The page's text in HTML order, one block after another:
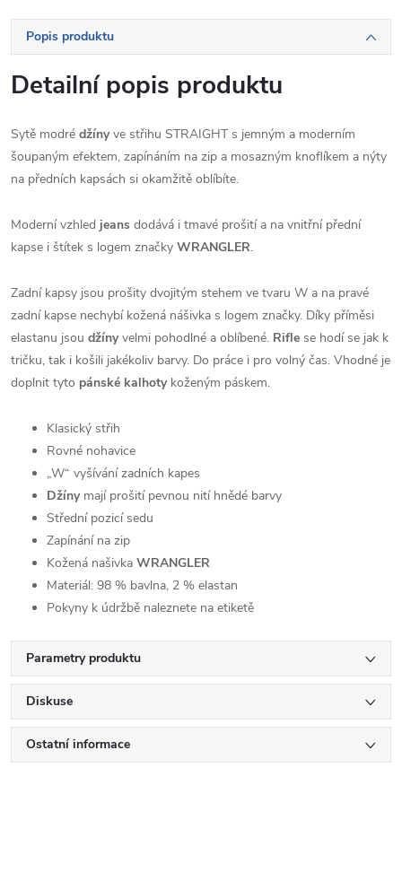
Popis produktu
Detailní popis produktu
Sytě modré džíny ve střihu STRAIGHT s jemným a moderním
šoupaným efektem, zapínáním na zip a mosazným knoflíkem a nýty
na předních kapsách si okamžitě oblíbíte.
Moderní vzhled jeans dodává i tmavé prošití a na vnitřní přední
kapse i štítek s logem značky WRANGLER.
Zadní kapsy jsou prošity dvojitým stehem ve tvaru W a na pravé
zadní kapse nechybí kožená nášivka s logem značky. Díky příměsi
elastanu jsou džíny velmi pohodlné a oblíbené. Rifle se hodí se jak k
tričku, tak i košili jakékoliv barvy. Do práce i pro volný čas. Vhodné je
doplnit tyto pánské kalhoty koženým páskem.
Klasický střih
Rovné nohavice
„W“ vyšívání zadních kapes
Džíny mají prošití pevnou nití hnědé barvy
Střední pozicí sedu
Zapínání na zip
Kožená našivka WRANGLER
Materiál: 98 % bavlna, 2 % elastan
Pokyny k údržbě naleznete na etiketě
Parametry produktu
Diskuse
Ostatní informace